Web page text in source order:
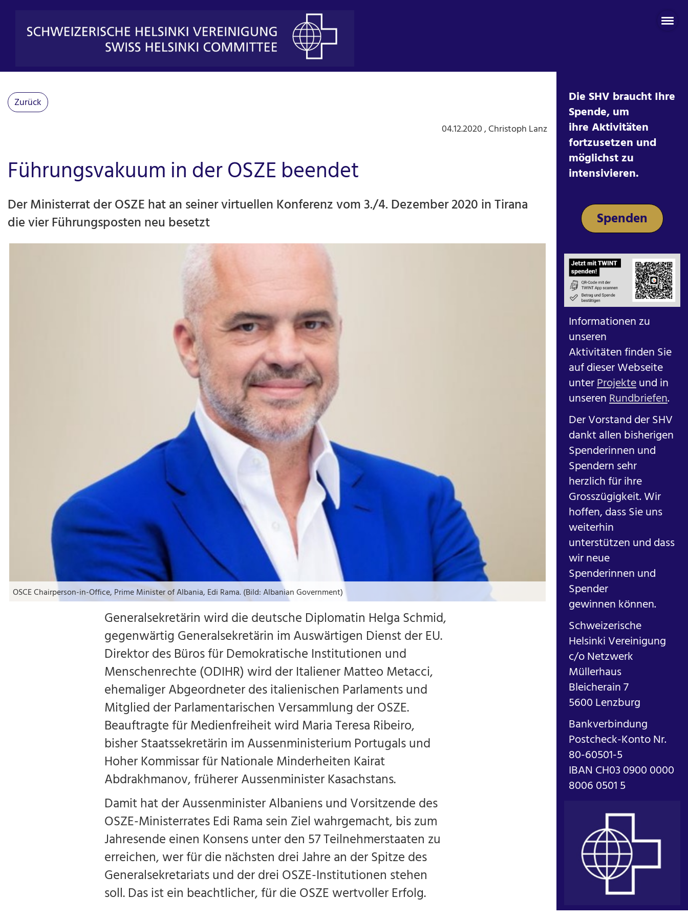
Zurück
04.12.2020, Christoph Lanz
Führungsvakuum in der OSZE beendet
Der Ministerrat der OSZE hat an seiner virtuellen Konferenz vom 3./4. Dezember 2020 in Tirana
die vier Führungsposten neu besetzt
OSCE Chairperson-in-Office, Prime Minister of Albania, Edi Rama. (Bild: Albanian Government) OSCE Chairperson-in-Office, Prime
Generalsekretärin wird die deutsche Diplomatin Helga Schmid,
gegenwärtig Generalsekretärin im Auswärtigen Dienst der EU.
Direktor des Büros für Demokratische Institutionen und
Menschenrechte (ODIHR) wird der Italiener Matteo Metacci,
ehemaliger Abgeordneter des italienischen Parlaments und
Mitglied der Parlamentarischen Versammlung der OSZE.
Beauftragte für Medienfreiheit wird Maria Teresa Ribeiro,
bisher Staatssekretärin im Aussenministerium Portugals und
Hoher Kommissar für Nationale Minderheiten Kairat
Abdrakhmanov, früherer Aussenminister Kasachstans.
Damit hat der Aussenminister Albaniens und Vorsitzende des
OSZE-Ministerrates Edi Rama sein Ziel wahrgemacht, bis zum
Jahresende einen Konsens unter den 57 Teilnehmerstaaten zu
erreichen, wer für die nächsten drei Jahre an der Spitze des
Generalsekretariats und der drei OSZE-Institutionen stehen
soll. Das ist ein beachtlicher, für die OSZE wertvoller Erfolg.
Die SHV braucht Ihre
Spende, um
ihre Aktivitäten
fortzusetzen und
möglichst zu
intensivieren.
Spenden
Informationen zu
unseren
Aktivitäten finden Sie
auf dieser Webseite
unterProjekteund in
unserenRundbriefen.
Der Vorstand der SHV
dankt allen bisherigen
Spenderinnen und
Spendern sehr
herzlich für ihre
Grosszügigkeit. Wir
hoffen, dass Sie uns
weiterhin
unterstützen und dass
wir neue
Spenderinnen und
Spender
gewinnen können.
Schweizerische
Helsinki Vereinigung
c/o Netzwerk
Müllerhaus
Bleicherain 7
5600 Lenzburg
Bankverbindung
Postcheck-Konto Nr.
80-60501-5
IBAN CH03 0900 0000
8006 0501 5